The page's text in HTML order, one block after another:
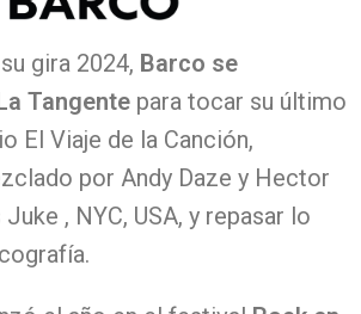
gira 2024, Barco se
Tangente para tocar su último
El Viaje de la Canción,
por Andy Daze y Hector
Juke , NYC, USA, y repasar lo